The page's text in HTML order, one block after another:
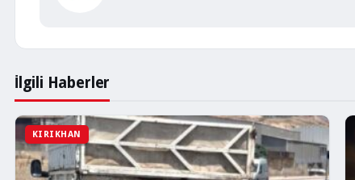
İlgili Haberler
KIRIKHAN